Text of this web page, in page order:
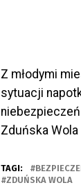
Z młodymi
sytuacji
Zduńska Wola
TAGI:
ZDUŃSKA WOLA